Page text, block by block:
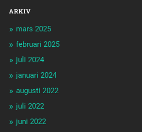
ARKIV
mars 2025
februari 2025
juli 2024
januari 2024
augusti 2022
juli 2022
juni 2022